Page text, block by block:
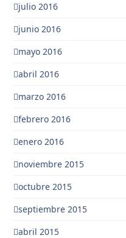
julio 2016
junio 2016
mayo 2016
abril 2016
marzo 2016
febrero 2016
enero 2016
noviembre 2015
octubre 2015
septiembre 2015
abril 2015